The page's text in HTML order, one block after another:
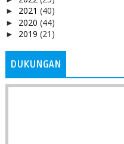
► 2021 (40)
► 2020 (44)
► 2019 (21)
DUKUNGAN